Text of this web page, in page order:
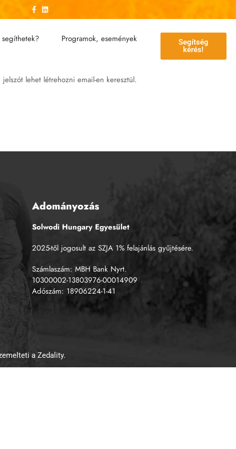
Programok, események
Segítség
kérés!
lehet létrehozni email-en keresztül.
Adományozás
Solwodi Hungary Egyesület
2025-től jogosult az SZJA 1% felajánlás gyűjtésére.
Számlaszám: MBH Bank Nyrt.
10300002-13803976-00014909
Adószám: 18906224-1-41
a Zedality.